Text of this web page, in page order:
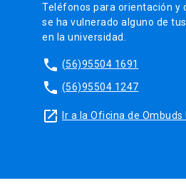
Teléfonos para orientación y
se ha vulnerado alguno de
en la universidad.
phone (56)95504 1691
phone (56)95504 1247
launch Ir a la Oficina de Ombuds